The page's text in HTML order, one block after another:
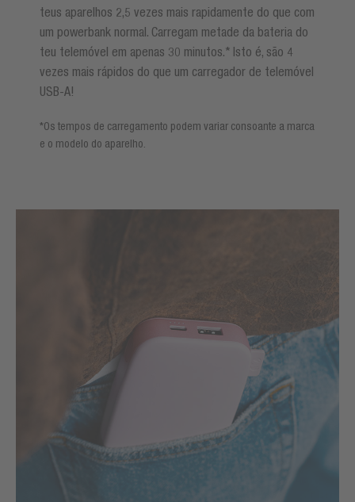
teus aparelhos 2,5 vezes mais rapidamente do que com
um powerbank normal. Carregam metade da bateria do
teu telemóvel em apenas 30 minutos.* Isto é, são 4
vezes mais rápidos do que um carregador de telemóvel
USB-A!
*Os tempos de carregamento podem variar consoante a marca
e o modelo do aparelho.